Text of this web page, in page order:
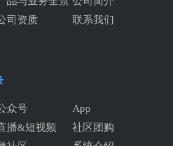
司资质
联系我们
众号
App
播&短视频
社区团购